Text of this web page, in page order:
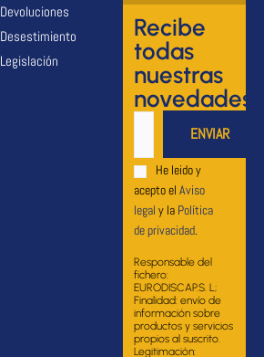
Devoluciones
Desestimiento
Legislación
Recibe
todas
nuestras
novedades
He leido y
acepto el Aviso
legal y la Política
de privacidad.
Responsable del
fichero:
EURODISCAP.S. L;
Finalidad: envío de
información sobre
productos y servicios
propios al suscrito.
Legitimación: